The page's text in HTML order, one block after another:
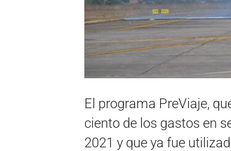
El programa PreViaje,
ciento de los gastos en
2021 y que ya fue